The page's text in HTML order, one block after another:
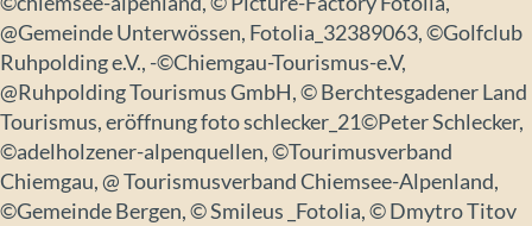
@Gemeinde Unterwössen, Fotolia_32389063, ©Golfclub
Ruhpolding e.V., -©Chiemgau-Tourismus-e.V,
@Ruhpolding Tourismus GmbH, © Berchtesgadener Land
Tourismus, eröffnung foto schlecker_21©Peter Schlecker,
©adelholzener-alpenquellen, ©Tourimusverband
Chiemgau, @ Tourismusverband Chiemsee-Alpenland,
©Gemeinde Bergen, © Smileus _Fotolia, © Dmytro Titov